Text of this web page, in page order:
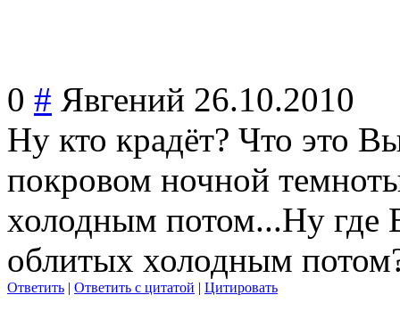
0 # Явгений 26.10.2010
Ну кто крадёт? Что это
покровом ночной
холодным потом...Ну где
облитых холодным
Ответить | Ответить с цитатой | Цитировать